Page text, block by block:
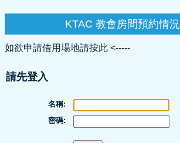
KTAC 教會房間預約情況
如欲申請借用場地請按此 <-----
請先登入
名稱:
密碼: